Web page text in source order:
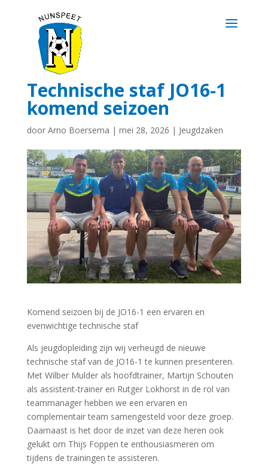
Technische staf JO16-1
komend seizoen
door Arno Boersema | mei 28, 2026 | Jeugdzaken
Komend seizoen bij de JO16-1 een ervaren en
evenwichtige technische staf
Als jeugdopleiding zijn wij verheugd de nieuwe
technische staf van de JO16-1 te kunnen presenteren.
Met Wilber Mulder als hoofdtrainer, Martijn Schouten
als assistent-trainer en Rutger Lokhorst in de rol van
teammanager hebben we een ervaren en
complementair team samengesteld voor deze groep.
Daarnaast is het door de inzet van deze heren ook
gelukt om Thijs Foppen te enthousiasmeren om
tijdens de trainingen te assisteren.